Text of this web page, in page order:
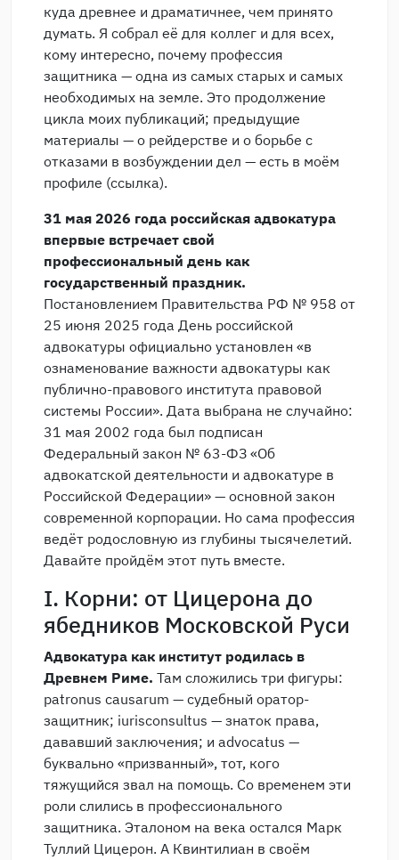
куда древнее и драматичнее, чем принято
думать. Я собрал её для коллег и для всех,
кому интересно, почему профессия
защитника — одна из самых старых и самых
необходимых на земле. Это продолжение
цикла моих публикаций; предыдущие
материалы — о рейдерстве и о борьбе с
отказами в возбуждении дел — есть в моём
профиле (ссылка).
31 мая 2026 года российская адвокатура
впервые встречает свой
профессиональный день как
государственный праздник.
Постановлением Правительства РФ № 958 от
25 июня 2025 года День российской
адвокатуры официально установлен «в
ознаменование важности адвокатуры как
публично-правового института правовой
системы России». Дата выбрана не случайно:
31 мая 2002 года был подписан
Федеральный закон № 63-ФЗ «Об
адвокатской деятельности и адвокатуре в
Российской Федерации» — основной закон
современной корпорации. Но сама профессия
ведёт родословную из глубины тысячелетий.
Давайте пройдём этот путь вместе.
I. Корни: от Цицерона до
ябедников Московской Руси
Адвокатура как институт родилась в
Древнем Риме. Там сложились три фигуры:
patronus causarum — судебный оратор-
защитник; iurisconsultus — знаток права,
дававший заключения; и advocatus —
буквально «призванный», тот, кого
тяжущийся звал на помощь. Со временем эти
роли слились в профессионального
защитника. Эталоном на века остался Марк
Туллий Цицерон. А Квинтилиан в своём